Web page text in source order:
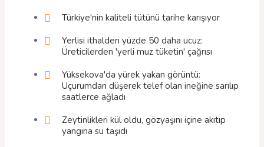
Türkiye'nin kaliteli tütünü tarihe karışıyor
Yerlisi ithalden yüzde 50 daha ucuz:
Üreticilerden 'yerli muz tüketin' çağrısı
Yüksekova'da yürek yakan görüntü:
Uçurumdan düşerek telef olan ineğine sarılıp
saatlerce ağladı
Zeytinlikleri kül oldu, gözyaşını içine akıtıp
yangına su taşıdı